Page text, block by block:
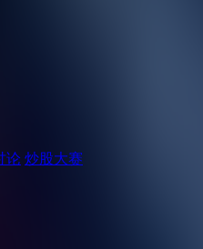
论 炒股大赛